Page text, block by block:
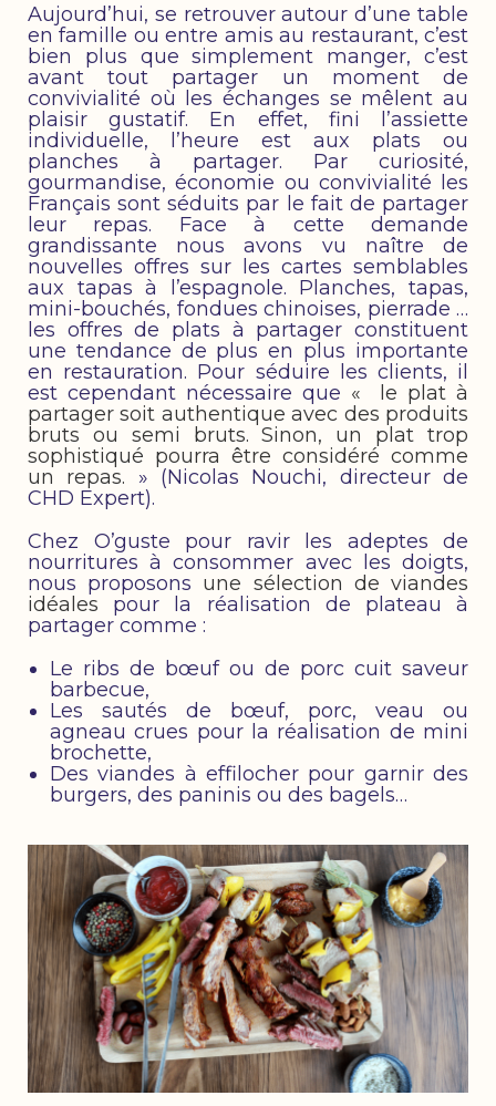
Aujourd’hui, se retrouver autour d’une table
en famille ou entre amis au restaurant, c’est
bien plus que simplement manger, c’est
avant tout partager un moment de
convivialité où les échanges se mêlent au
plaisir gustatif. En effet, fini l’assiette
individuelle, l’heure est aux plats ou
planches à partager. Par curiosité,
gourmandise, économie ou convivialité les
Français sont séduits par le fait de partager
leur repas. Face à cette demande
grandissante nous avons vu naître de
nouvelles offres sur les cartes semblables
aux tapas à l’espagnole. Planches, tapas,
mini-bouchés, fondues chinoises, pierrade …
les offres de plats à partager constituent
une tendance de plus en plus importante
en restauration. Pour séduire les clients, il
est cependant nécessaire que « le plat à
partager soit authentique avec des produits
bruts ou semi bruts. Sinon, un plat trop
sophistiqué pourra être considéré comme
un repas. » (Nicolas Nouchi, directeur de
CHD Expert).
Chez O’guste pour ravir les adeptes de
nourritures à consommer avec les doigts,
nous proposons une sélection de viandes
idéales pour la réalisation de plateau à
partager comme :
Le ribs de bœuf ou de porc cuit saveur
barbecue,
Les sautés de bœuf, porc, veau ou
agneau crues pour la réalisation de mini
brochette,
Des viandes à effilocher pour garnir des
burgers, des paninis ou des bagels…